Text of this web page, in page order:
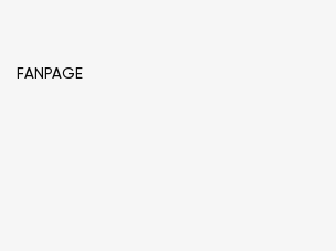
FANPAGE